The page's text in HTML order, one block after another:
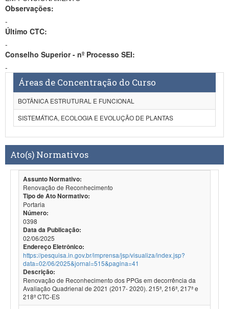
Observações:
-
Último CTC:
-
Conselho Superior - nº Processo SEI:
-
Áreas de Concentração do Curso
BOTÂNICA ESTRUTURAL E FUNCIONAL
SISTEMÁTICA, ECOLOGIA E EVOLUÇÃO DE PLANTAS
Ato(s) Normativos
Assunto Normativo:
Renovação de Reconhecimento
Tipo de Ato Normativo:
Portaria
Número:
0398
Data da Publicação:
02/06/2025
Endereço Eletrônico:
https://pesquisa.in.gov.br/imprensa/jsp/visualiza/index.jsp?
data=02/06/2025&jornal=515&pagina=41
Descrição:
Renovação de Reconhecimento dos PPGs em decorrência da
Avaliação Quadrienal de 2021 (2017- 2020). 215ª, 216ª, 217ª e
218ª CTC-ES